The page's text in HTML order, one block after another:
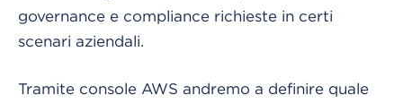
governance e compliance richieste in certi
scenari aziendali.
Tramite console AWS andremo a definire quale